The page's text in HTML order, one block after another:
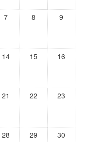
7 8 9
14 15 16
21 22 23
28 29 30